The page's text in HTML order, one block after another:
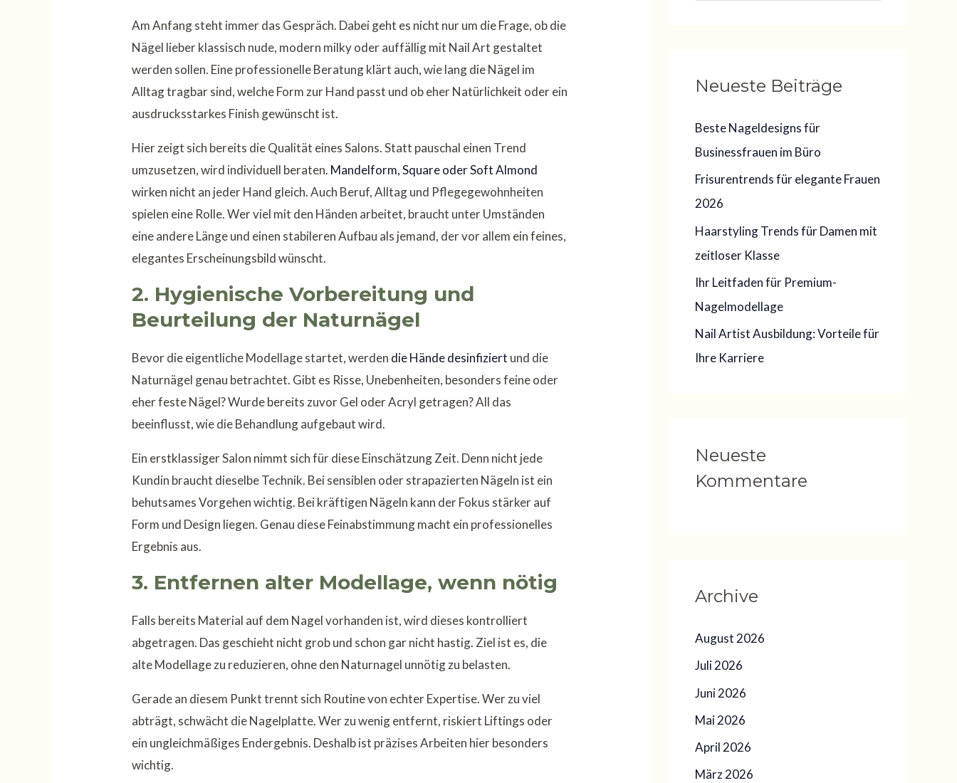
Am Anfang steht immer das Gespräch. Dabei geht es nicht nur um die Frage, ob die
Nägel lieber klassisch nude, modern milky oder auffällig mit Nail Art gestaltet
werden sollen. Eine professionelle Beratung klärt auch, wie lang die Nägel im
Alltag tragbar sind, welche Form zur Hand passt und ob eher Natürlichkeit oder ein
ausdrucksstarkes Finish gewünscht ist.
Hier zeigt sich bereits die Qualität eines Salons. Statt pauschal einen Trend
umzusetzen, wird individuell beraten. Mandelform, Square oder Soft Almond
wirken nicht an jeder Hand gleich. Auch Beruf, Alltag und Pflegegewohnheiten
spielen eine Rolle. Wer viel mit den Händen arbeitet, braucht unter Umständen
eine andere Länge und einen stabileren Aufbau als jemand, der vor allem ein feines,
elegantes Erscheinungsbild wünscht.
2. Hygienische Vorbereitung und
Beurteilung der Naturnägel
Bevor die eigentliche Modellage startet, werden die Hände desinfiziert und die
Naturnägel genau betrachtet. Gibt es Risse, Unebenheiten, besonders feine oder
eher feste Nägel? Wurde bereits zuvor Gel oder Acryl getragen? All das
beeinflusst, wie die Behandlung aufgebaut wird.
Ein erstklassiger Salon nimmt sich für diese Einschätzung Zeit. Denn nicht jede
Kundin braucht dieselbe Technik. Bei sensiblen oder strapazierten Nägeln ist ein
behutsames Vorgehen wichtig. Bei kräftigen Nägeln kann der Fokus stärker auf
Form und Design liegen. Genau diese Feinabstimmung macht ein professionelles
Ergebnis aus.
3. Entfernen alter Modellage, wenn nötig
Falls bereits Material auf dem Nagel vorhanden ist, wird dieses kontrolliert
abgetragen. Das geschieht nicht grob und schon gar nicht hastig. Ziel ist es, die
alte Modellage zu reduzieren, ohne den Naturnagel unnötig zu belasten.
Gerade an diesem Punkt trennt sich Routine von echter Expertise. Wer zu viel
abträgt, schwächt die Nagelplatte. Wer zu wenig entfernt, riskiert Liftings oder
ein ungleichmäßiges Endergebnis. Deshalb ist präzises Arbeiten hier besonders
wichtig.
e
n
a
c
h
:
Neueste Beiträge
Beste Nageldesigns für
Businessfrauen im Büro
Frisurentrends für elegante Frauen
2026
Haarstyling Trends für Damen mit
zeitloser Klasse
Ihr Leitfaden für Premium-
Nagelmodellage
Nail Artist Ausbildung: Vorteile für
Ihre Karriere
Neueste
Kommentare
Archive
August 2026
Juli 2026
Juni 2026
Mai 2026
April 2026
März 2026